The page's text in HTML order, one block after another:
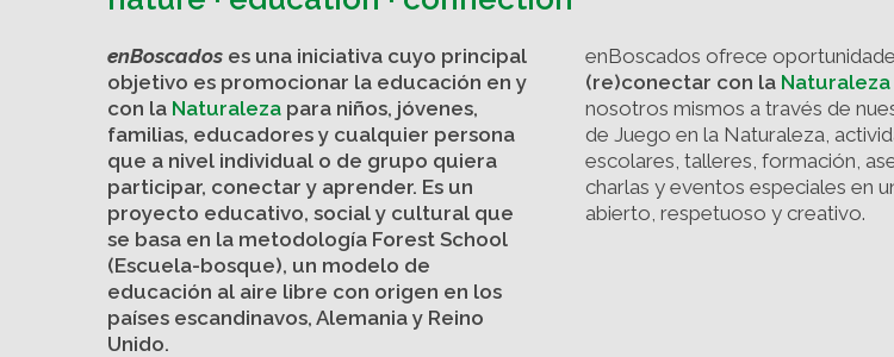
enBoscados es una iniciativa cuyo principal
objetivo es promocionar la educación en y
con la Naturaleza para niños, jóvenes,
familias, educadores y cualquier persona
que a nivel individual o de grupo quiera
participar, conectar y aprender. Es un
proyecto educativo, social y cultural que
se basa en la metodología Forest School
(Escuela-bosque), un modelo de
educación al aire libre con origen en los
países escandinavos, Alemania y Reino
Unido.
enBoscados ofrece
(re)conectar con la Naturaleza
nosotros mismos a través de
de Juego en la Naturaleza,
escolares, talleres, formación,
charlas y eventos especiales en
abierto, respetuoso y creativo.